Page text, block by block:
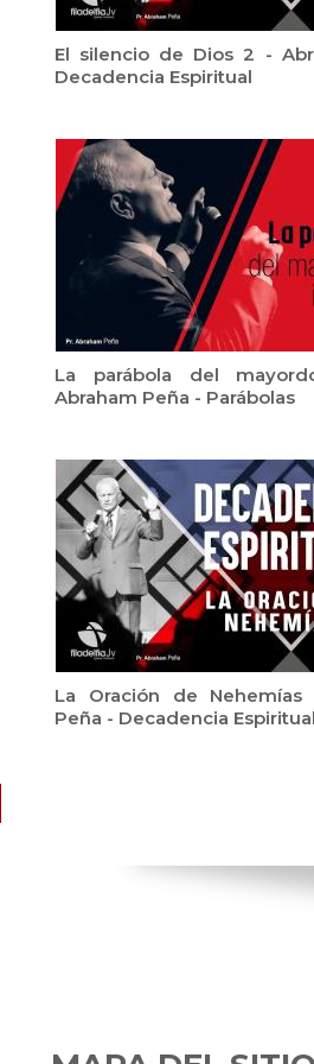
El silencio de Dios 2 -
Decadencia Espiritual
La parábola del
Abraham Peña - Parábolas
La Oración de Nehemías
Peña - Decadencia Espiritual